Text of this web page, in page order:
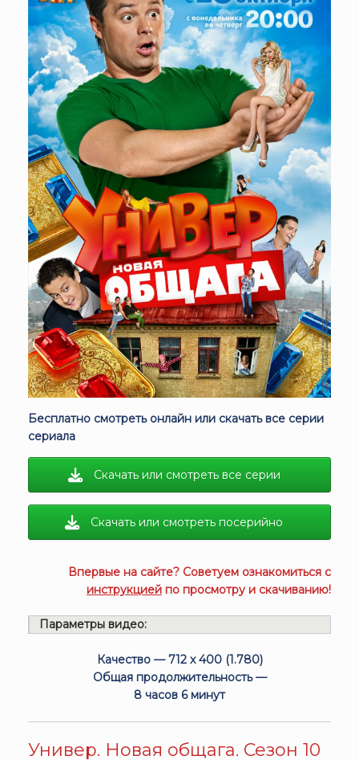
Бесплатно смотреть онлайн или скачать все серии
сериала
Скачать или смотреть все серии
Скачать или смотреть посерийно
Впервые на сайте? Советуем ознакомиться с
инструкцией по просмотру и скачиванию!
Параметры видео:
Качество — 712 x 400 (1.780)
Общая продолжительность —
8 часов 6 минут
Универ. Новая общага. Сезон 10